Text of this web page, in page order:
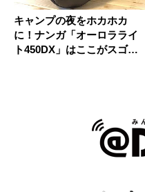
キャンプの夜をホカホカ
に！ナンガ「オーロラライ
ト450DX」はここがスゴ